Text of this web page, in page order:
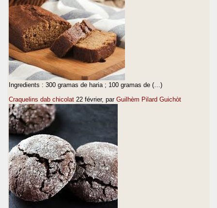
Ingredients : 300 gramas de haria ; 100 gramas de (…)
Craquelins dab chicolat 22 février, par Guilhèm Pilard Guichòt